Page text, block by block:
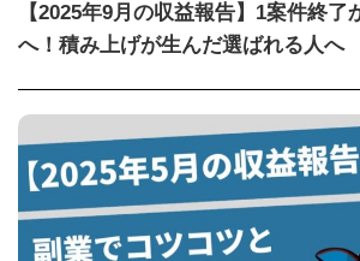
【2025年9月の収益報告】1案件終了
へ！積み上げが生んだ選ばれる人へ